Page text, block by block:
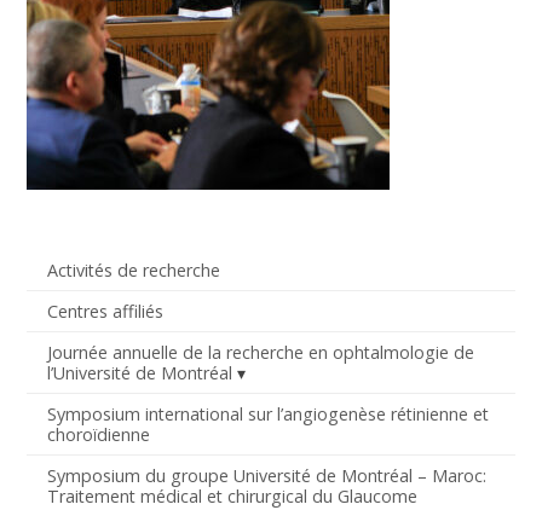
Activités de recherche
Centres affiliés
Journée annuelle de la recherche en ophtalmologie de
l’Université de Montréal
Symposium international sur l’angiogenèse rétinienne et
choroïdienne
Symposium du groupe Université de Montréal – Maroc:
Traitement médical et chirurgical du Glaucome